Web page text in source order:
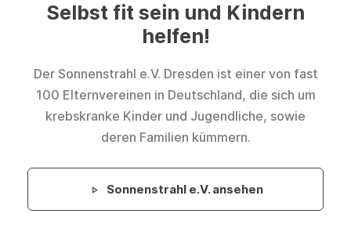
Selbst fit sein und Kindern
helfen!
Der Sonnenstrahl e.V. Dresden ist einer von fast
100 Elternvereinen in Deutschland, die sich um
krebskranke Kinder und Jugendliche, sowie
deren Familien kümmern.
Sonnenstrahl e.V. ansehen